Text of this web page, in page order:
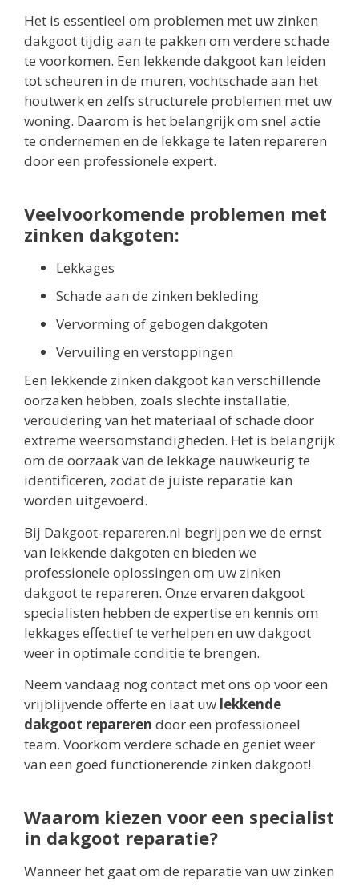
Het is essentieel om problemen met uw zinken
dakgoot tijdig aan te pakken om verdere schade
te voorkomen. Een lekkende dakgoot kan leiden
tot scheuren in de muren, vochtschade aan het
houtwerk en zelfs structurele problemen met uw
woning. Daarom is het belangrijk om snel actie
te ondernemen en de lekkage te laten repareren
door een professionele expert.
Veelvoorkomende problemen met
zinken dakgoten:
Lekkages
Schade aan de zinken bekleding
Vervorming of gebogen dakgoten
Vervuiling en verstoppingen
Een lekkende zinken dakgoot kan verschillende
oorzaken hebben, zoals slechte installatie,
veroudering van het materiaal of schade door
extreme weersomstandigheden. Het is belangrijk
om de oorzaak van de lekkage nauwkeurig te
identificeren, zodat de juiste reparatie kan
worden uitgevoerd.
Bij Dakgoot-repareren.nl begrijpen we de ernst
van lekkende dakgoten en bieden we
professionele oplossingen om uw zinken
dakgoot te repareren. Onze ervaren dakgoot
specialisten hebben de expertise en kennis om
lekkages effectief te verhelpen en uw dakgoot
weer in optimale conditie te brengen.
Neem vandaag nog contact met ons op voor een
vrijblijvende offerte en laat uw lekkende
dakgoot repareren door een professioneel
team. Voorkom verdere schade en geniet weer
van een goed functionerende zinken dakgoot!
Waarom kiezen voor een specialist
in dakgoot reparatie?
Wanneer het gaat om de reparatie van uw zinken